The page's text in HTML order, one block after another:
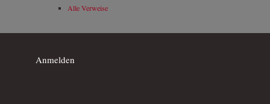
Alle Verweise
Anmelden